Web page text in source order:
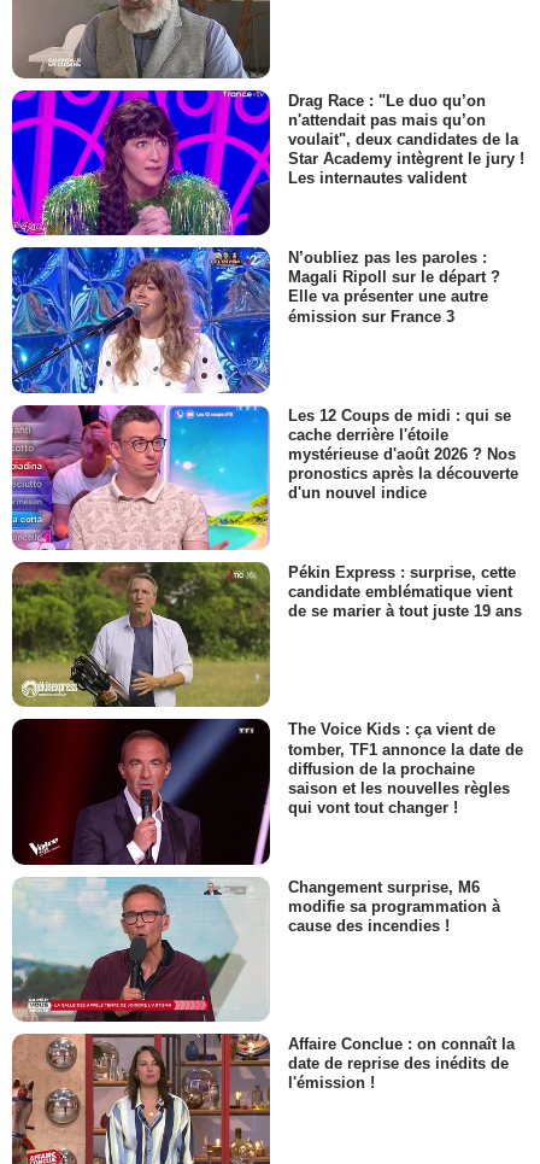
Drag Race : "Le duo qu’on
n'attendait pas mais qu’on
voulait", deux candidates de la
Star Academy intègrent le jury !
Les internautes valident
N’oubliez pas les paroles :
Magali Ripoll sur le départ ?
Elle va présenter une autre
émission sur France 3
Les 12 Coups de midi : qui se
cache derrière l'étoile
mystérieuse d'août 2026 ? Nos
pronostics après la découverte
d'un nouvel indice
Pékin Express : surprise, cette
candidate emblématique vient
de se marier à tout juste 19 ans
The Voice Kids : ça vient de
tomber, TF1 annonce la date de
diffusion de la prochaine
saison et les nouvelles règles
qui vont tout changer !
Changement surprise, M6
modifie sa programmation à
cause des incendies !
Affaire Conclue : on connaît la
date de reprise des inédits de
l'émission !